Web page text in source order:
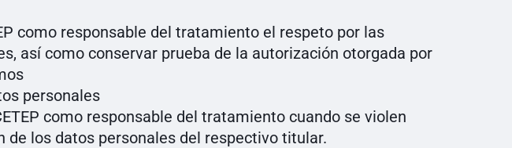
como responsable del tratamiento el respeto por las
así como conservar prueba de la autorización otorgada por
personales
como responsable del tratamiento cuando se violen
los datos personales del respectivo titular.